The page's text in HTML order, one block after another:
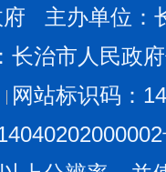
部门将持续加强绿色
行为，推动绿色产品市
府 主办单位
长治市人民政
网站标识码：